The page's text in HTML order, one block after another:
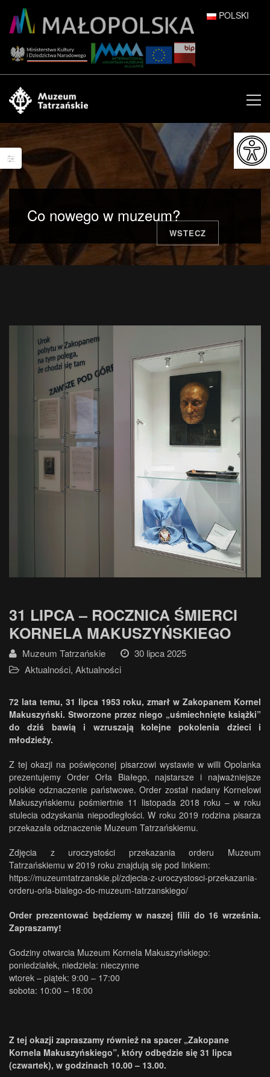
POLSKI
ENGLISH
ESPAÑOL
FRANÇAIS
ITALIANO
日本語
Co nowego w muzeum?
WSTECZ
31 LIPCA – ROCZNICA ŚMIERCI
KORNELA MAKUSZYŃSKIEGO
Muzeum Tatrzańskie
30 lipca 2025
Aktualności, Aktualności
72 lata temu, 31 lipca 1953 roku, zmarł w Zakopanem Kornel
Makuszyński. Stworzone przez niego „uśmiechnięte książki”
do dziś bawią i wzruszają kolejne pokolenia dzieci i
młodzieży.
Z tej okazji na poświęconej pisarzowi wystawie w willi Opolanka
prezentujemy Order Orła Białego, najstarsze i najważniejsze
polskie odznaczenie państwowe. Order został nadany Kornelowi
Makuszyńskiemu pośmiertnie 11 listopada 2018 roku – w roku
stulecia odzyskania niepodległości. W roku 2019 rodzina pisarza
przekazała odznaczenie Muzeum Tatrzańskiemu.
Zdjęcia z uroczystości przekazania orderu Muzeum
Tatrzańskiemu w 2019 roku znajdują się pod linkiem:
https://muzeumtatrzanskie.pl/zdjecia-z-uroczystosci-przekazania-
orderu-orla-bialego-do-muzeum-tatrzanskiego/
Order prezentować będziemy w naszej filii do 16 września.
Zapraszamy!
Godziny otwarcia Muzeum Kornela Makuszyńskiego:
poniedziałek, niedziela: nieczynne
wtorek – piątek: 9:00 – 17:00
sobota: 10:00 – 18:00
Z tej okazji zapraszamy również na spacer „Zakopane
Kornela Makuszyńskiego”, który odbędzie się 31 lipca
(czwartek), w godzinach 10.00 – 13.00.